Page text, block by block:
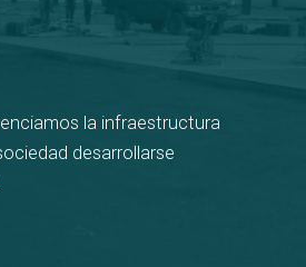
la infraestructura
desarrollarse